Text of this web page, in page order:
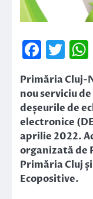
Primăria Cluj-
nou serviciu
deșeurile de
electronice
aprilie 2022.
organizată de
Primăria Cluj
Ecopositive.